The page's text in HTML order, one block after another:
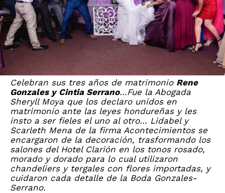
Celebran sus tres años de matrimonio Rene
Gonzales y Cintia Serrano…Fue la Abogada
Sheryll Moya que los declaro unidos en
matrimonio ante las leyes hondureñas y les
insto a ser fieles el uno al otro… Lidabel y
Scarleth Mena de la firma Acontecimientos se
encargaron de la decoración, trasformando los
salones del Hotel Clarión en los tonos rosado,
morado y dorado para lo cual utilizaron
chandeliers y tergales con flores importadas, y
cuidaron cada detalle de la Boda Gonzales-
Serrano.